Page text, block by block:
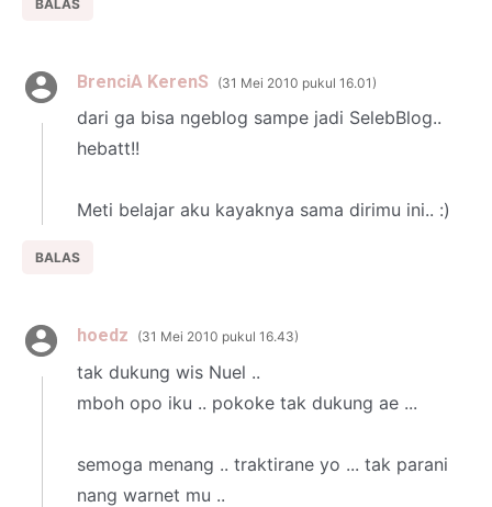
BALAS
BrenciA KerenS 31 Mei 2010 pukul 16.01
dari ga bisa ngeblog sampe jadi SelebBlog..
hebatt!!
Meti belajar aku kayaknya sama dirimu ini.. :)
BALAS
hoedz 31 Mei 2010 pukul 16.43
tak dukung wis Nuel ..
mboh opo iku .. pokoke tak dukung ae ...
semoga menang .. traktirane yo ... tak parani
nang warnet mu ..